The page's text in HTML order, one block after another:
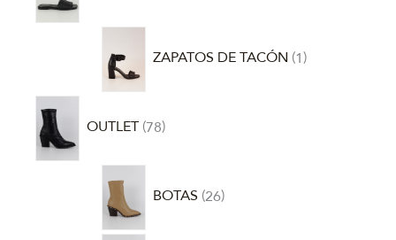
ZAPATOS DE TACÓN 1
OUTLET 78
BOTAS 26